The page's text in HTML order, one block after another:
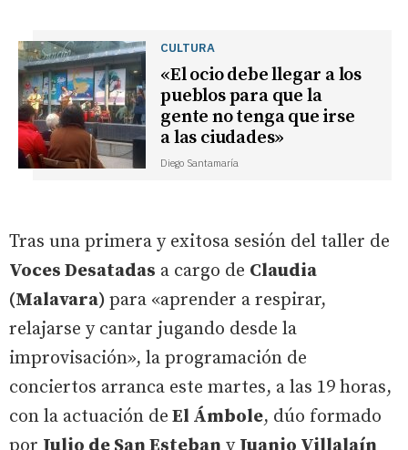
CULTURA
«El ocio debe llegar a los
pueblos para que la
gente no tenga que irse
a las ciudades»
Diego Santamaría
Tras una primera y exitosa sesión del taller de
Voces Desatadas a cargo de Claudia
(Malavara) para «aprender a respirar,
relajarse y cantar jugando desde la
improvisación», la programación de
conciertos arranca este martes, a las 19 horas,
con la actuación de El Ámbole, dúo formado